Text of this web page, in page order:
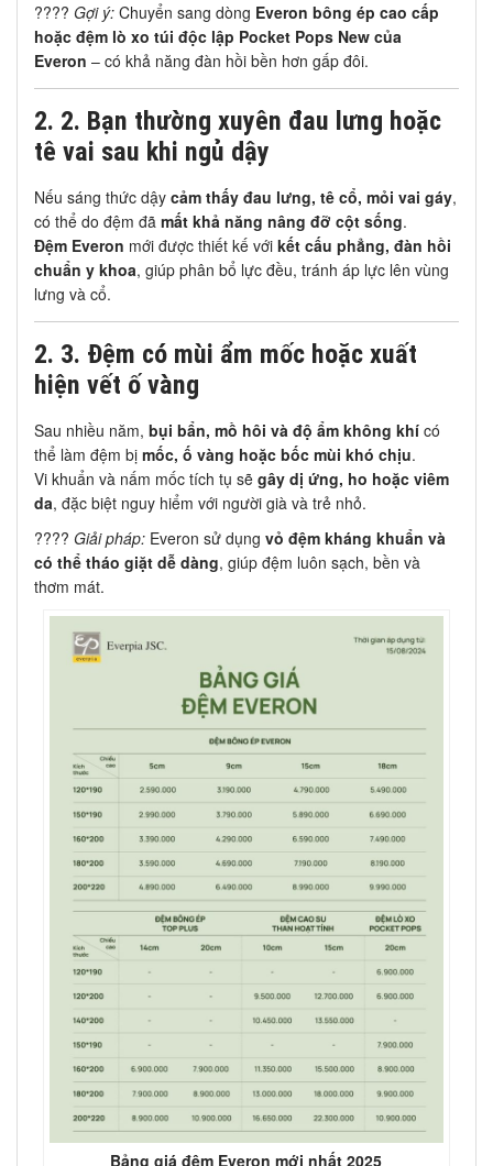
???? Gợi ý: Chuyển sang dòng Everon bông ép cao cấp
hoặc đệm lò xo túi độc lập Pocket Pops New của
Everon – có khả năng đàn hồi bền hơn gấp đôi.
2. 2. Bạn thường xuyên đau lưng hoặc
tê vai sau khi ngủ dậy
Nếu sáng thức dậy cảm thấy đau lưng, tê cổ, mỏi vai gáy,
có thể do đệm đã mất khả năng nâng đỡ cột sống.
Đệm Everon mới được thiết kế với kết cấu phẳng, đàn hồi
chuẩn y khoa, giúp phân bổ lực đều, tránh áp lực lên vùng
lưng và cổ.
2. 3. Đệm có mùi ẩm mốc hoặc xuất
hiện vết ố vàng
Sau nhiều năm, bụi bẩn, mồ hôi và độ ẩm không khí có
thể làm đệm bị mốc, ố vàng hoặc bốc mùi khó chịu.
Vi khuẩn và nấm mốc tích tụ sẽ gây dị ứng, ho hoặc viêm
da, đặc biệt nguy hiểm với người già và trẻ nhỏ.
???? Giải pháp: Everon sử dụng vỏ đệm kháng khuẩn và
có thể tháo giặt dễ dàng, giúp đệm luôn sạch, bền và
thơm mát.
Bảng giá đệm Everon mới nhất 2025